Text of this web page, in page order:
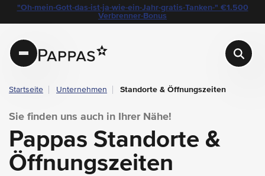
Navigation überspringen
Zum Hauptcontent
Zur Hauptnavigation springen
layout.table-of-content
Pappas Standorte & Öffnungszeiten
"Oh-mein-Gott-das-ist-ja-wie-ein-Jahr-gratis-Tanken-" €1.500
Verbrenner-Bonus
Pappas
Startseite Unternehmen Standorte & Öffnungszeiten
Sie finden uns auch in Ihrer Nähe!
Pappas Standorte &
Öffnungszeiten